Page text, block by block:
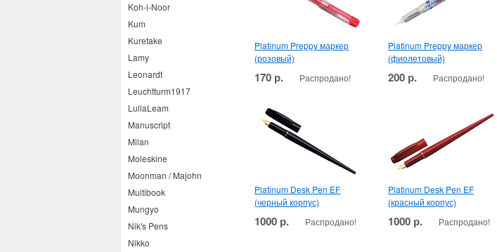
Koh-i-Noor
Kum
Kuretake
Lamy
Leonardt
Leuchtturm1917
LullaLeam
Manuscript
Milan
Moleskine
Moonman / Majohn
Multibook
Mungyo
Nik's Pens
Nikko
Platinum Preppy маркер
(розовый)
170 р. Распродано!
Platinum Preppy маркер
(фиолетовый)
200 р. Распродано!
Platinum Desk Pen EF
(черный корпус)
1000 р. Распродано!
Platinum Desk Pen EF
(красный корпус)
1000 р. Распродано!